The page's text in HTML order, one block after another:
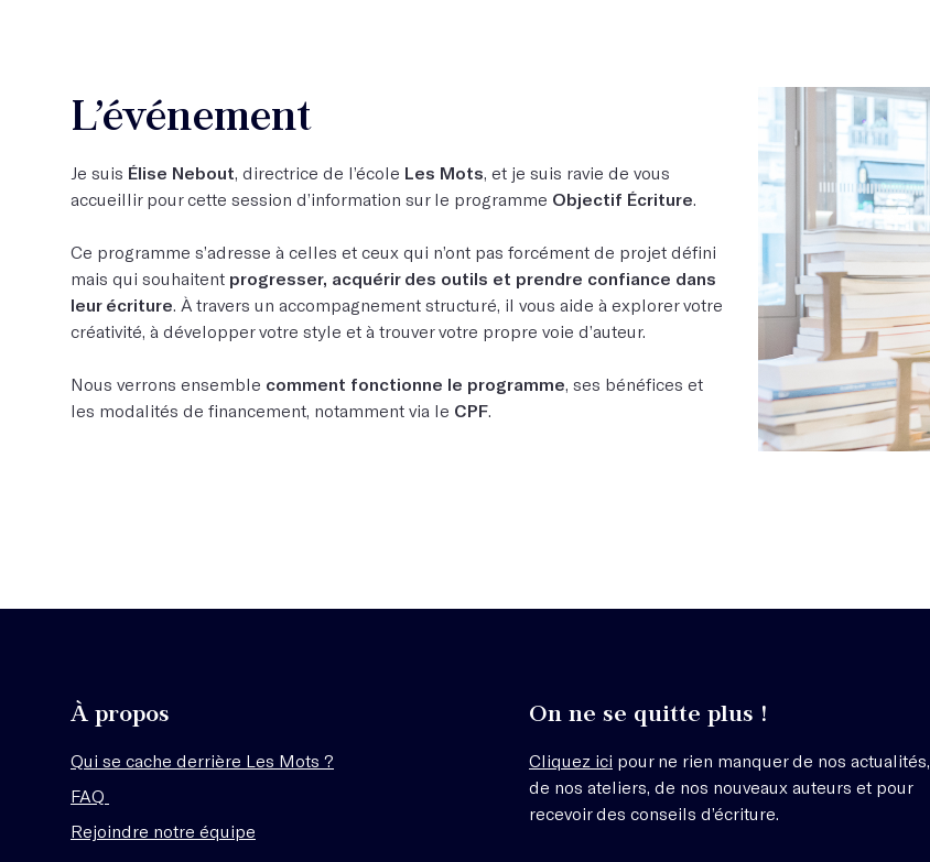
L’événement
Je suis Élise Nebout, directrice de l’école Les Mots, et je suis ravie de vous
accueillir pour cette session d’information sur le programme Objectif Écriture.
Ce programme s’adresse à celles et ceux qui n’ont pas forcément de projet défini
mais qui souhaitent progresser, acquérir des outils et prendre confiance dans
leur écriture. À travers un accompagnement structuré, il vous aide à explorer votre
créativité, à développer votre style et à trouver votre propre voie d’auteur.
Nous verrons ensemble comment fonctionne le programme, ses bénéfices et
les modalités de financement, notamment via le CPF.
À propos
Qui se cache derrière Les Mots ?
FAQ
Rejoindre notre équipe
On ne se quitte plus !
Cliquez ici pour ne rien manquer de nos actualités,
de nos ateliers, de nos nouveaux auteurs et pour
recevoir des conseils d’écriture.